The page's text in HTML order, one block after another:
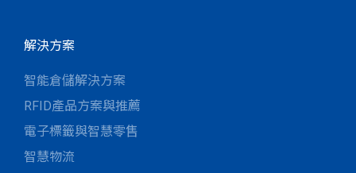
解決方案
智能倉儲解決方案
RFID產品方案與推薦
電子標籤與智慧零售
智慧物流